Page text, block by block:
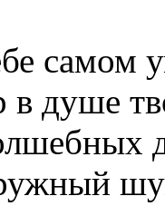
самом
в душе